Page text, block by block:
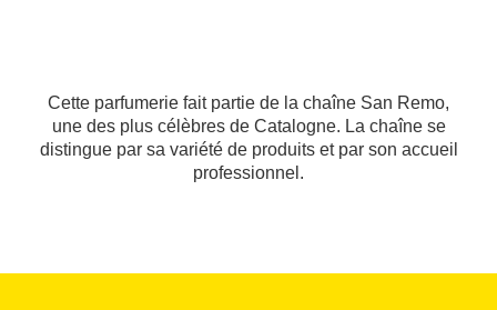
Cette parfumerie fait partie de la chaîne San Remo,
une des plus célèbres de Catalogne. La chaîne se
distingue par sa variété de produits et par son accueil
professionnel.